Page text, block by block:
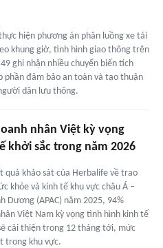
hiện phương án phân luồng xe tải
khung giờ, tình hình giao thông trên
ghi nhận nhiều chuyển biến tích
phần đảm bảo an toàn và tạo thuận
dân lưu thông.
nhân Việt kỳ vọng
khởi sắc trong năm 2026
quả khảo sát của Herbalife về trao
khỏe và kinh tế khu vực châu Á –
Dương (APAC) năm 2025, 94%
Việt Nam kỳ vọng tình hình kinh tế
cải thiện trong 12 tháng tới, mức
trong khu vực.